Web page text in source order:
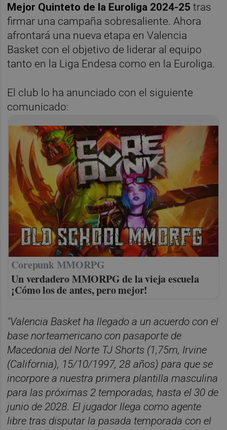
Mejor Quinteto de la Euroliga 2024-25 tras
firmar una campaña sobresaliente. Ahora
afrontará una nueva etapa en Valencia
Basket con el objetivo de liderar al equipo
tanto en la Liga Endesa como en la Euroliga.
El club lo ha anunciado con el siguiente
comunicado:
Corepunk MMORPG
Un verdadero MMORPG de la vieja escuela
¡Cómo los de antes, pero mejor!
"Valencia Basket ha llegado a un acuerdo con el
base norteamericano con pasaporte de
Macedonia del Norte TJ Shorts (1,75m, Irvine
(California), 15/10/1997, 28 años) para que se
incorpore a nuestra primera plantilla masculina
para las próximas 2 temporadas, hasta el 30 de
junio de 2028. El jugador llega como agente
libre tras disputar la pasada temporada con el